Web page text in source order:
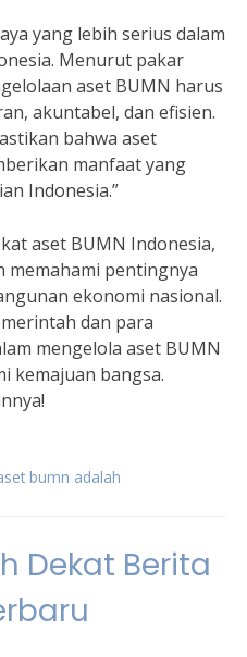
yang lebih serius dalam
Menurut pakar
aset BUMN harus
akuntabel, dan efisien.
bahwa aset
manfaat yang
Indonesia.”
aset BUMN Indonesia,
memahami pentingnya
ekonomi nasional.
dan para
mengelola aset BUMN
kemajuan bangsa.
bumn adalah
Dekat Berita